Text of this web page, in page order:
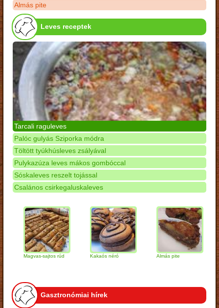
Almás pite
Leves receptek
Tarcali raguleves
Palóc gulyás Sziporka módra
Töltött tyúkhúsleves zsályával
Pulykazúza leves mákos gombóccal
Sóskaleves reszelt tojással
Csalános csirkegaluskaleves
Magvas-sajtos rúd Kakaós néró Almás pite
Gasztronómiai hírek